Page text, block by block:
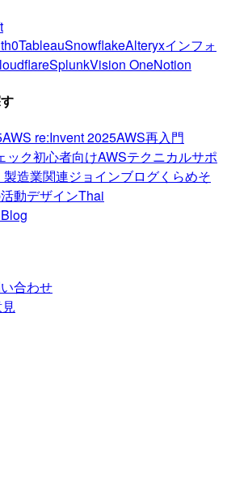
TableauSnowflakeAlteryxインフォ
SplunkVision OneNotion
AWS re:Invent 2025AWS再入門
ック初心者向けAWSテクニカルサポ
製造業関連ジョインブログくらめそ
動デザインThai
合わせ